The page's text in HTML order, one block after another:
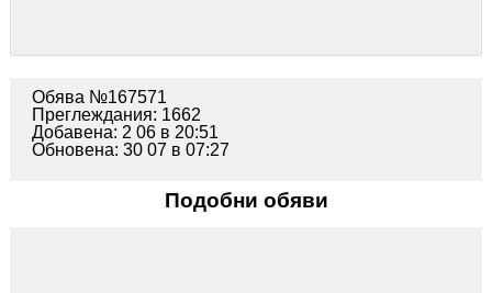
Обява №167571
Преглеждания: 1662
Добавена: 2 06 в 20:51
Обновена: 30 07 в 07:27
Подобни обяви